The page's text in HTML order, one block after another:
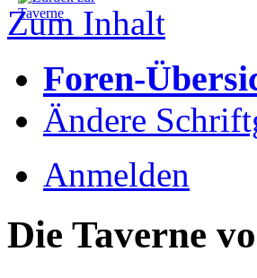
Zum Inhalt
Foren-
Ändere
Anmelden
Die Taverne